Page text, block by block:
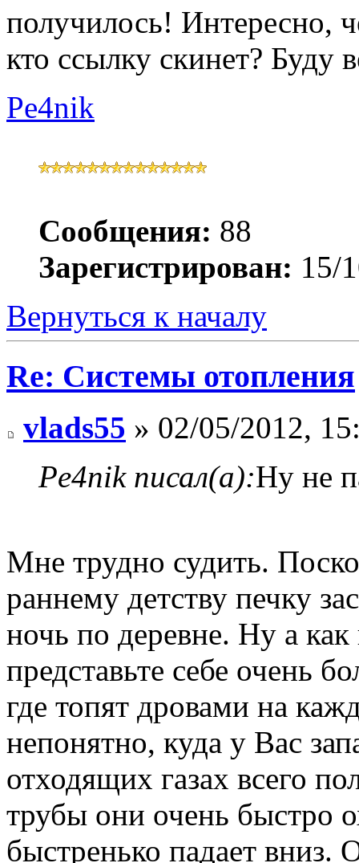
получилось! Интересно,
кто ссылку скинет? Буду
Pe4nik
Сообщения: 88
Зарегистрирован: 15/
Вернуться к началу
Re: Системы отопления
vlads55 » 02/05/2012,
Pe4nik писал(а):Ну не
Мне трудно судить.
раннему детству печку
ночь по деревне. Ну а
представьте себе очень
где топят дровами на
непонятно, куда у Вас
отходящих газах всего
трубы они очень быстро
быстренько падает вниз.